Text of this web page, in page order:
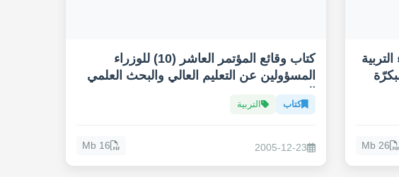
(5) لوزراء التربية
26 Mb
كتاب وقائع المؤتمر العاشر (10) للوزراء
المسؤولين عن التعليم العالي والبحث العلمي
كتاب التربية
2005-12-23
16 Mb